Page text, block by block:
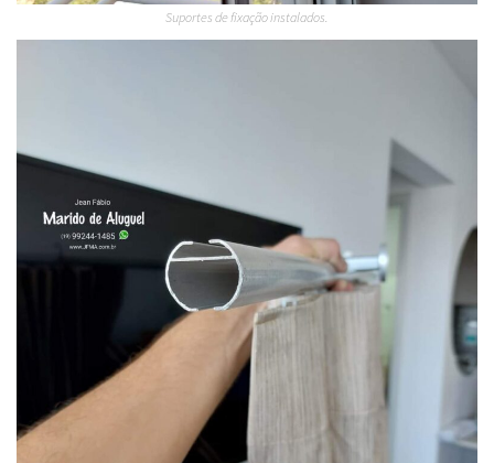
Suportes de fixação instalados.